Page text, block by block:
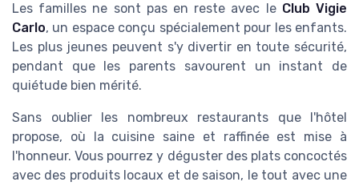
Les familles ne sont pas en reste avec le Club Vigie
Carlo, un espace conçu spécialement pour les enfants.
Les plus jeunes peuvent s'y divertir en toute sécurité,
pendant que les parents savourent un instant de
quiétude bien mérité.
Sans oublier les nombreux restaurants que l'hôtel
propose, où la cuisine saine et raffinée est mise à
l'honneur. Vous pourrez y déguster des plats concoctés
avec des produits locaux et de saison, le tout avec une